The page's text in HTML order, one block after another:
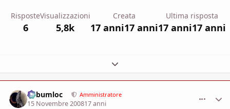
Risposte
6
Visualizzazioni
5,8k
Creata
17 anni17 anni
Ultima risposta
17 anni17 anni
Espandi panoramica del topic
Subumloc Amministratore
15 Novembre 200817 anni